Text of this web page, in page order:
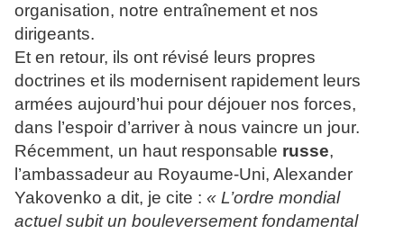
organisation, notre entraînement et nos
dirigeants.
Et en retour, ils ont révisé leurs propres
doctrines et ils modernisent rapidement leurs
armées aujourd’hui pour déjouer nos forces,
dans l’espoir d’arriver à nous vaincre un jour.
Récemment, un haut responsable russe,
l’ambassadeur au Royaume-Uni, Alexander
Yakovenko a dit, je cite : « L’ordre mondial
actuel subit un bouleversement fondamental